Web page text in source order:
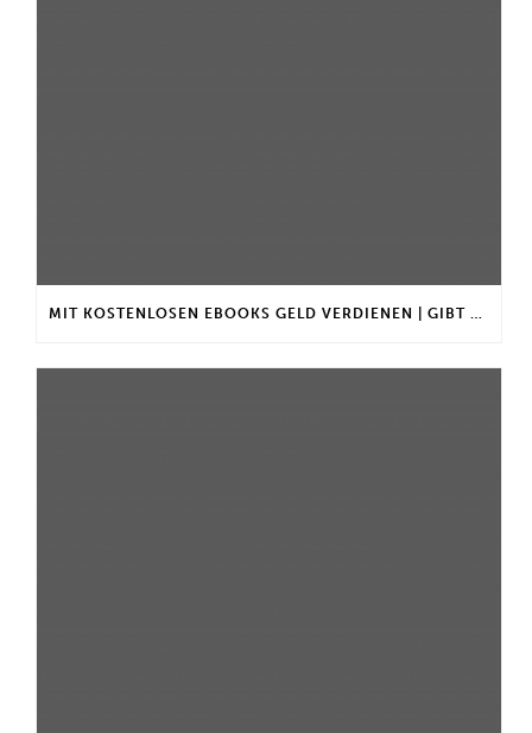
MIT KOSTENLOSEN EBOOKS GELD VERDIENEN | GIBT ES EINEN MAXIMALEN ANLAGEBETRAG?